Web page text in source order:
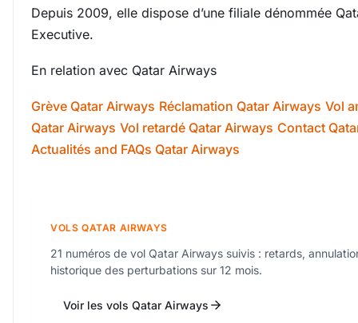
Depuis 2009, elle dispose d’une filiale dénommée
Executive.
En relation avec Qatar Airways
Grève Qatar Airways Réclamation Qatar Airways Vol
Qatar Airways Vol retardé Qatar Airways Contact
Actualités and FAQs Qatar Airways
VOLS QATAR AIRWAYS
21 numéros de vol Qatar Airways suivis : retards,
historique des perturbations sur 12 mois.
Voir les vols Qatar Airways